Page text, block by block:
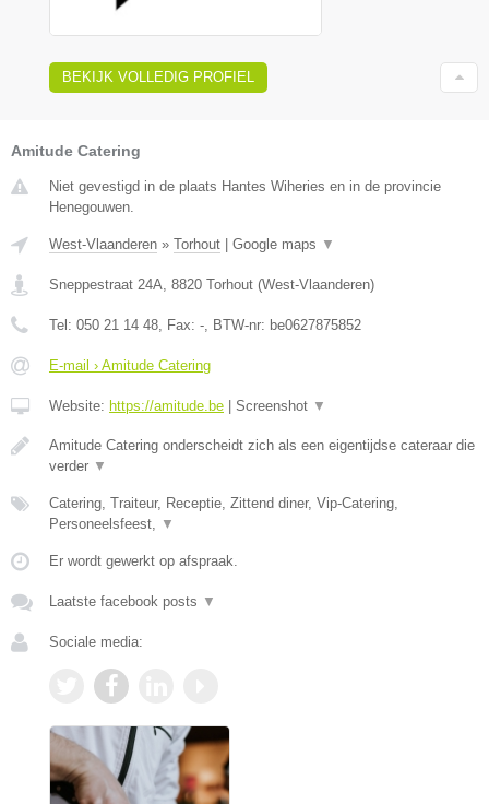
BEKIJK VOLLEDIG PROFIEL
Amitude Catering
Niet gevestigd in de plaats Hantes Wiheries en in de provincie
Henegouwen.
West-Vlaanderen » Torhout Google maps ▼
Sneppestraat 24A, 8820 Torhout (West-Vlaanderen)
Tel: 050 21 14 48, Fax: -, BTW-nr: be0627875852
E-mail › Amitude Catering
Website: https://amitude.be Screenshot ▼
Amitude Catering onderscheidt zich als een eigentijdse cateraar die
verder ▼
Catering, Traiteur, Receptie, Zittend diner, Vip-Catering,
Personeelsfeest, ▼
Er wordt gewerkt op afspraak.
Laatste facebook posts ▼
Sociale media: